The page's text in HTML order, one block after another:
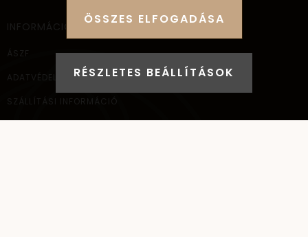
INFORMÁCIÓ
ÁSZF
ADATVÉDELEM
SZÁLLÍTÁSI INFORMÁCIÓ
ÖSSZES ELFOGADÁSA
RÉSZLETES BEÁLLÍTÁSOK